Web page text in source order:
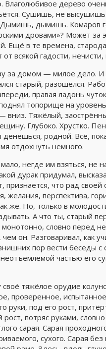
Влаголюбивое дерево
Сушишь, не
дымишь. Комаров
дровами»? Может за
Ещё в те времена,
всякой гадости,
за домом — милое дело. И
старый, разошёлся.
правая ладонь
топорище на
Тяжёлый,
Глубоко. Хрустко.
денешься, родной. Всё,
отдохнуть немного.
негде им взяться, не
дурак придумал,
признается, что рад
желания, перспектива,
же. Но, только в
А что ты, старый
монотонно, словно перед
он. Разговаривал, как
пор вести беседы
частью его
тяжёлое орудие
проверенное,
руки, под его рост,
потряс руками,
сарая. Сарая
сухого. Сарая